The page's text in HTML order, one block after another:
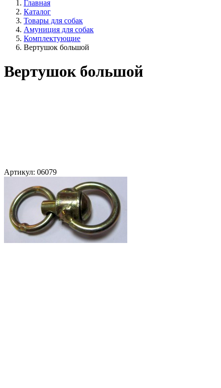
Главная
Каталог
Товары для собак
Амуниция для собак
Комплектующие
Вертушок большой
Вертушок большой
Артикул: 06079